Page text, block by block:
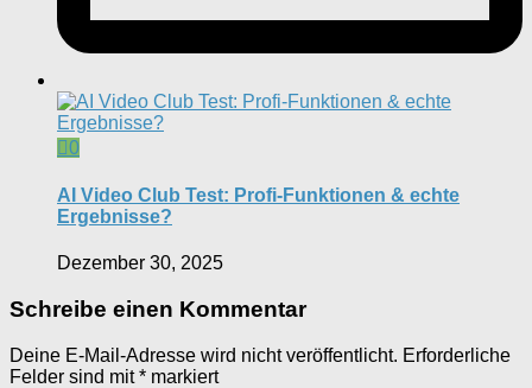
0
AI Video Club Test: Profi-Funktionen & echte
Ergebnisse?
Dezember 30, 2025
Schreibe einen Kommentar
Deine E-Mail-Adresse wird nicht veröffentlicht. Erforderliche
Felder sind mit* markiert